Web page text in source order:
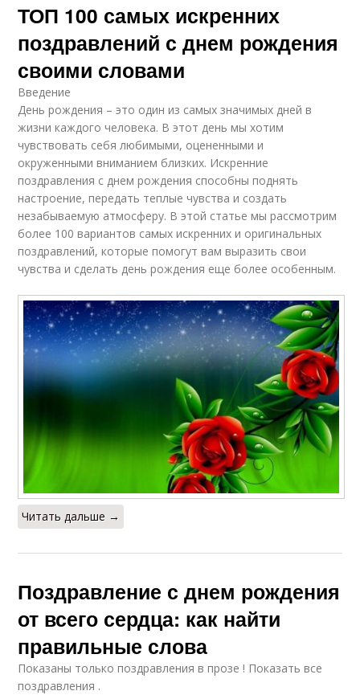
ТОП 100 самых искренних
поздравлений с днем рождения
своими словами
Введение
День рождения – это один из самых значимых дней в
жизни каждого человека. В этот день мы хотим
чувствовать себя любимыми, оцененными и
окруженными вниманием близких. Искренние
поздравления с днем рождения способны поднять
настроение, передать теплые чувства и создать
незабываемую атмосферу. В этой статье мы рассмотрим
более 100 вариантов самых искренних и оригинальных
поздравлений, которые помогут вам выразить свои
чувства и сделать день рождения еще более особенным.
Читать дальше →
Поздравление с днем рождения
от всего сердца: как найти
правильные слова
Показаны только поздравления в прозе ! Показать все
поздравления .